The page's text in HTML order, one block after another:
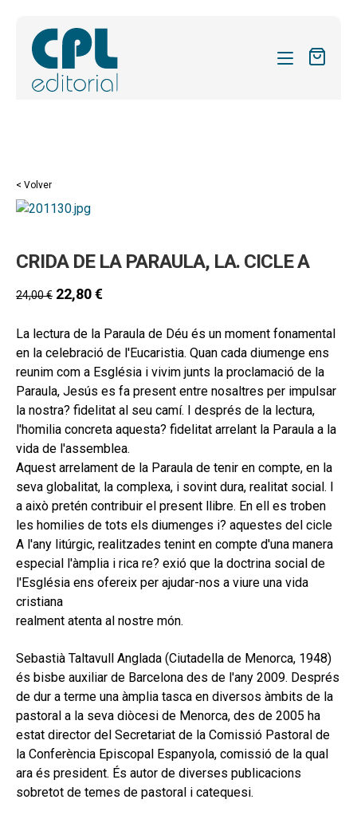
REVISTAS
FORMAS
hijo
menú
hijo
CONTACTO
MI CUENTA
BUSCAR
CAT
ESP
< Volver
CRIDA DE LA PARAULA, LA. CICLE A
24,00€ 22,80€
La lectura de la Paraula de Déu és un moment fonamental
en la celebració de l'Eucaristia. Quan cada diumenge ens
reunim com a Església i vivim junts la proclamació de la
Paraula, Jesús es fa present entre nosaltres per impulsar
la nostra? fidelitat al seu camí. I després de la lectura,
l'homilia concreta aquesta? fidelitat arrelant la Paraula a la
vida de l'assemblea.
Aquest arrelament de la Paraula de tenir en compte, en la
seva globalitat, la complexa, i sovint dura, realitat social. I
a això pretén contribuir el present llibre. En ell es troben
les homilies de tots els diumenges i? aquestes del cicle
A l'any litúrgic, realitzades tenint en compte d'una manera
especial l'àmplia i rica re? exió que la doctrina social de
l'Església ens ofereix per ajudar-nos a viure una vida
cristiana
realment atenta al nostre món.
Sebastià Taltavull Anglada (Ciutadella de Menorca, 1948)
és bisbe auxiliar de Barcelona des de l'any 2009. Després
de dur a terme una àmplia tasca en diversos àmbits de la
pastoral a la seva diòcesi de Menorca, des de 2005 ha
estat director del Secretariat de la Comissió Pastoral de
la Conferència Episcopal Espanyola, comissió de la qual
ara és president. És autor de diverses publicacions
sobretot de temes de pastoral i catequesi.